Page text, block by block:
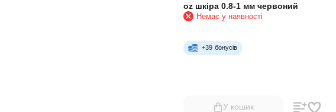
oz шкіра 0.8-1 мм червоний
Немає у наявності
+39 бонусів
У кошик